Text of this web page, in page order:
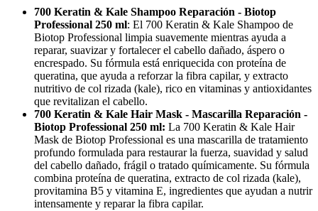
700 Keratin & Kale Shampoo Reparación - Biotop
Professional 250 ml: El 700 Keratin & Kale Shampoo de
Biotop Professional limpia suavemente mientras ayuda a
reparar, suavizar y fortalecer el cabello dañado, áspero o
encrespado. Su fórmula está enriquecida con proteína de
queratina, que ayuda a reforzar la fibra capilar, y extracto
nutritivo de col rizada (kale), rico en vitaminas y antioxidantes
que revitalizan el cabello.
700 Keratin & Kale Hair Mask - Mascarilla Reparación -
Biotop Professional 250 ml: La 700 Keratin & Kale Hair
Mask de Biotop Professional es una mascarilla de tratamiento
profundo formulada para restaurar la fuerza, suavidad y salud
del cabello dañado, frágil o tratado químicamente. Su fórmula
combina proteína de queratina, extracto de col rizada (kale),
provitamina B5 y vitamina E, ingredientes que ayudan a nutrir
intensamente y reparar la fibra capilar.